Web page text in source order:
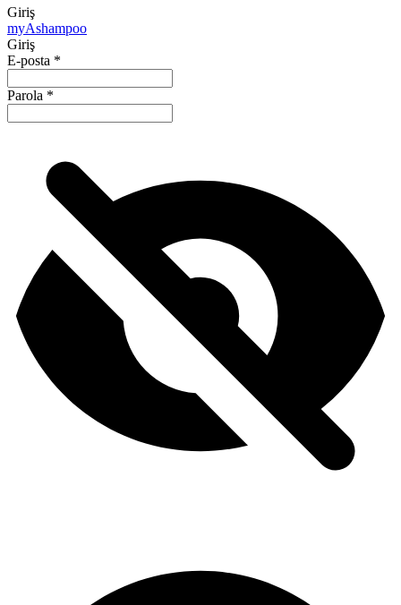
Giriş
myAshampoo
Giriş
E-posta *
Parola *